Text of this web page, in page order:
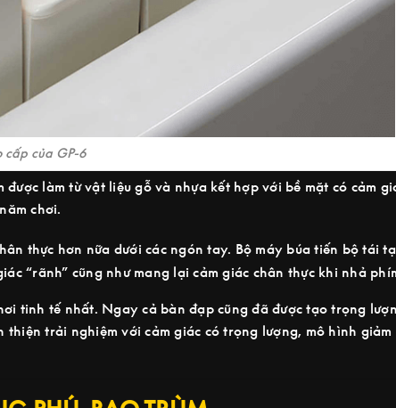
cấp của GP-6
làm từ vật liệu gỗ và nhựa kết hợp với bề mặt có cảm
chơi.
thực hơn nữa dưới các ngón tay. Bộ máy búa tiến bộ tái
“rãnh” cũng như mang lại cảm giác chân thực khi nhả
tinh tế nhất. Ngay cả bàn đạp cũng đã được tạo trọng
thiện trải nghiệm với cảm giác có trọng lượng, mô hình